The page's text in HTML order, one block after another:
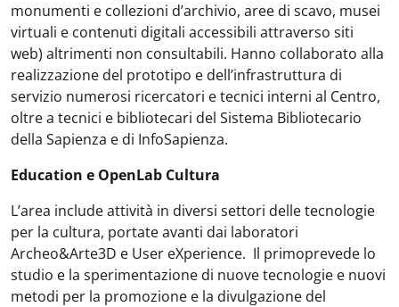
monumenti e collezioni d’archivio, aree di scavo, musei
virtuali e contenuti digitali accessibili attraverso siti
web) altrimenti non consultabili. Hanno collaborato alla
realizzazione del prototipo e dell’infrastruttura di
servizio numerosi ricercatori e tecnici interni al Centro,
oltre a tecnici e bibliotecari del Sistema Bibliotecario
della Sapienza e di InfoSapienza.
Education e OpenLab Cultura
L’area include attività in diversi settori delle tecnologie
per la cultura, portate avanti dai laboratori
Archeo&Arte3D e User eXperience. Il primoprevede lo
studio e la sperimentazione di nuove tecnologie e nuovi
metodi per la promozione e la divulgazione del